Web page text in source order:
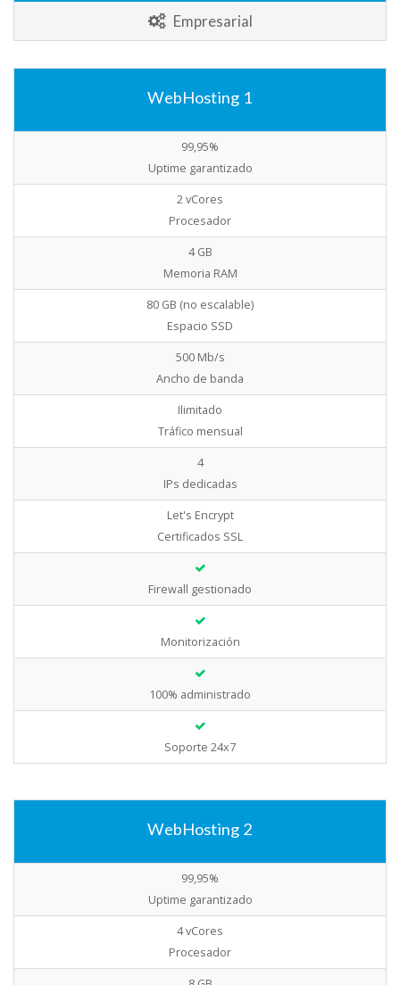
Empresarial
WebHosting 1
99,95%
Uptime garantizado
2 vCores
Procesador
4 GB
Memoria RAM
80 GB (no escalable)
Espacio SSD
500 Mb/s
Ancho de banda
Ilimitado
Tráfico mensual
4
IPs dedicadas
Let's Encrypt
Certificados SSL
Firewall gestionado
Monitorización
100% administrado
Soporte 24x7
WebHosting 2
99,95%
Uptime garantizado
4 vCores
Procesador